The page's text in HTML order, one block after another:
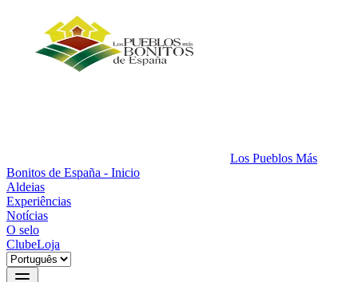
Los Pueblos Más
Bonitos de España - Inicio
Aldeias
Experiências
Notícias
O selo
ClubeLoja